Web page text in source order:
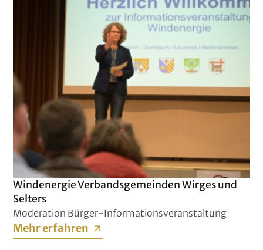
Windenergie Verbandsgemeinden Wirges und
Selters
Moderation Bürger-Informationsveranstaltung
Mehr erfahren